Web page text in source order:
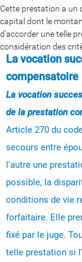
La vocation
compensatoire
La vocation
de la prestation
Article 270 du
secours entre
l'autre une
possible, la
conditions de vie
forfaitaire. Elle
fixé par le juge.
telle prestation si